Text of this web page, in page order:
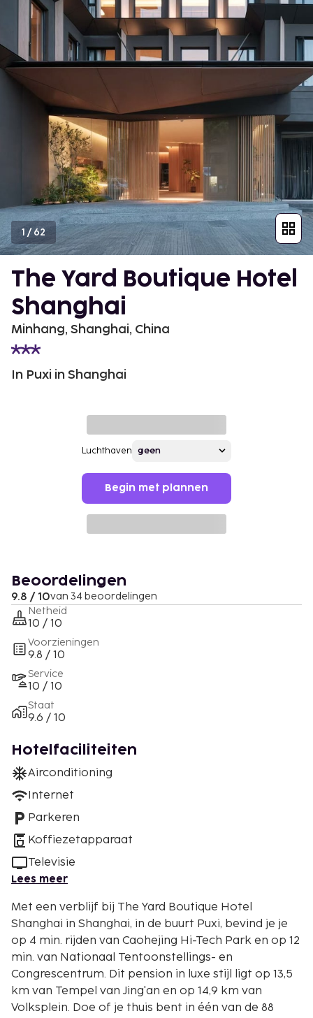
1 /62
The Yard Boutique Hotel
Shanghai
Minhang, Shanghai, China
In Puxi in Shanghai
Luchthaven
Begin met plannen
Beoordelingen
9.8 / 10van 34 beoordelingen
Netheid
10 / 10
Voorzieningen
9.8 / 10
Service
10 / 10
Staat
9.6 / 10
Hotelfaciliteiten
Airconditioning
Internet
Parkeren
Koffiezetapparaat
Televisie
Lees meer
Met een verblijf bij The Yard Boutique Hotel
Shanghai in Shanghai, in de buurt Puxi, bevind je je
op 4 min. rijden van Caohejing Hi-Tech Park en op 12
min. van Nationaal Tentoonstellings- en
Congrescentrum. Dit pension in luxe stijl ligt op 13,5
km van Tempel van Jing'an en op 14,9 km van
Volksplein. Doe of je thuis bent in één van de 88